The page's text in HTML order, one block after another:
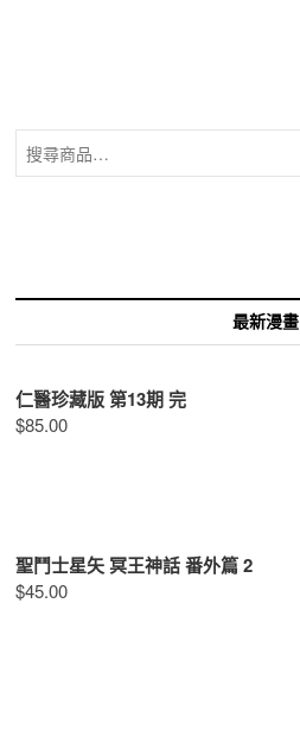
最新漫畫
仁醫珍藏版 第13期 完
$85.00
聖鬥士星矢 冥王神話 番外篇 2
$45.00